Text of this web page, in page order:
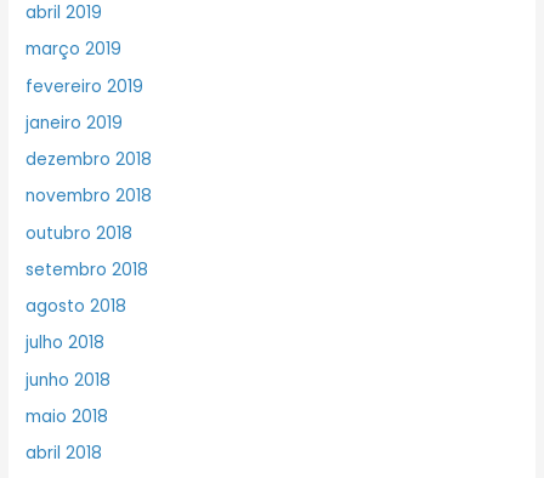
abril 2019
março 2019
fevereiro 2019
janeiro 2019
dezembro 2018
novembro 2018
outubro 2018
setembro 2018
agosto 2018
julho 2018
junho 2018
maio 2018
abril 2018